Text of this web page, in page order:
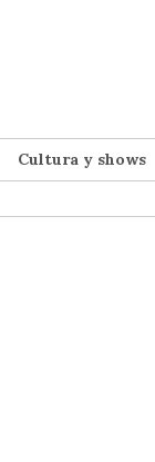
Cultura y shows